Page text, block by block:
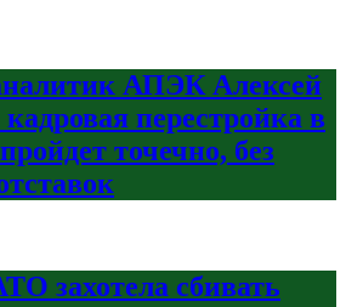
АПЭК Алексей
перестройка в
точечно, без
захотела сбивать